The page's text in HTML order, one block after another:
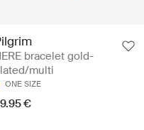
bracelet gold-
multi
ONE SIZE
€